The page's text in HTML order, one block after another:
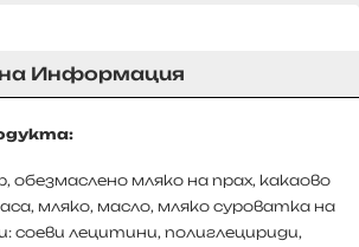
Информация
обезмаслено мляко на прах, какаово
мляко, масло, мляко суроватка на
соеви лецитини, полиглецириди,